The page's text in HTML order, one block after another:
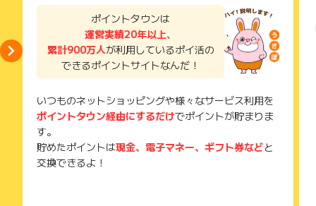
ポイントタウンは
運営実績20年以上、
累計900万人が利用しているポイ活の
できるポイントサイトなんだ！
いつものネットショッピングや様々なサービス利用を
ポイントタウン経由にするだけでポイントが貯まりま
す。
貯めたポイントは現金、電子マネー、ギフト券などと
交換できるよ！